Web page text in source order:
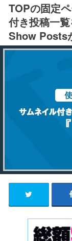
TOPの固定
付き投稿一
Show Posts